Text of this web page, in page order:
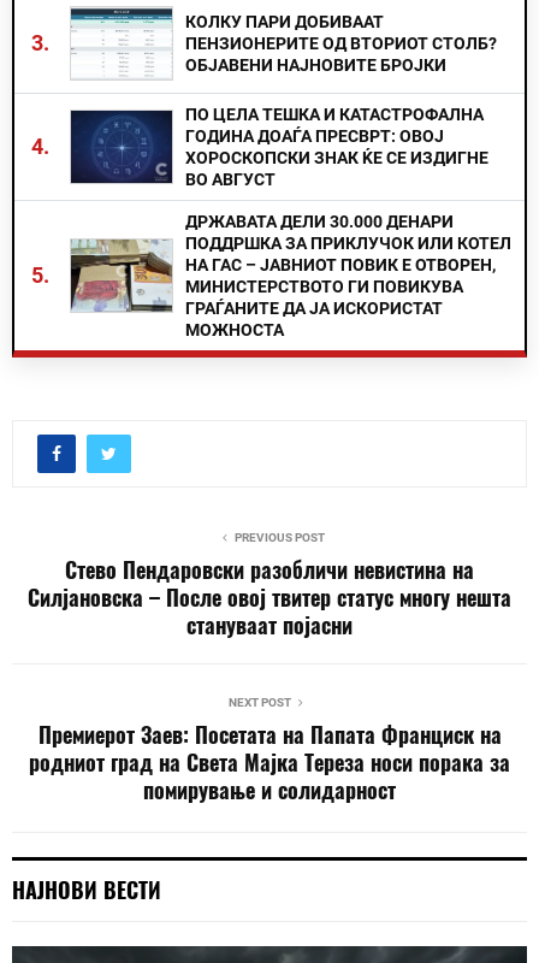
3.
КОЛКУ ПАРИ ДОБИВААТ
ПЕНЗИОНЕРИТЕ ОД ВТОРИОТ СТОЛБ?
ОБЈАВЕНИ НАЈНОВИТЕ БРОЈКИ
4.
ПО ЦЕЛА ТЕШКА И КАТАСТРОФАЛНА
ГОДИНА ДОАЃА ПРЕСВРТ: ОВОЈ
ХОРОСКОПСКИ ЗНАК ЌЕ СЕ ИЗДИГНЕ
ВО АВГУСТ
5.
ДРЖАВАТА ДЕЛИ 30.000 ДЕНАРИ
ПОДДРШКА ЗА ПРИКЛУЧОК ИЛИ КОТЕЛ
НА ГАС – ЈАВНИОТ ПОВИК Е ОТВОРЕН,
МИНИСТЕРСТВОТО ГИ ПОВИКУВА
ГРАЃАНИТЕ ДА ЈА ИСКОРИСТАТ
МОЖНОСТА
PREVIOUS POST
Стево Пендаровски разобличи невистина на
Силјановска – После овој твитер статус многу нешта
стануваат појасни
NEXT POST
Премиерот Заев: Посетата на Папата Франциск на
родниот град на Света Мајка Тереза носи порака за
помирување и солидарност
НАЈНОВИ ВЕСТИ